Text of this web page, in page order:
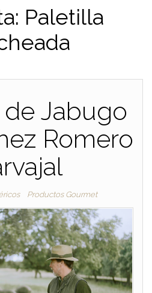
Paletilla
Jabugo
Romero
Productos Gourmet